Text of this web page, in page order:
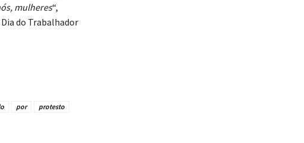
mulheres“,
do Trabalhador
por protesto